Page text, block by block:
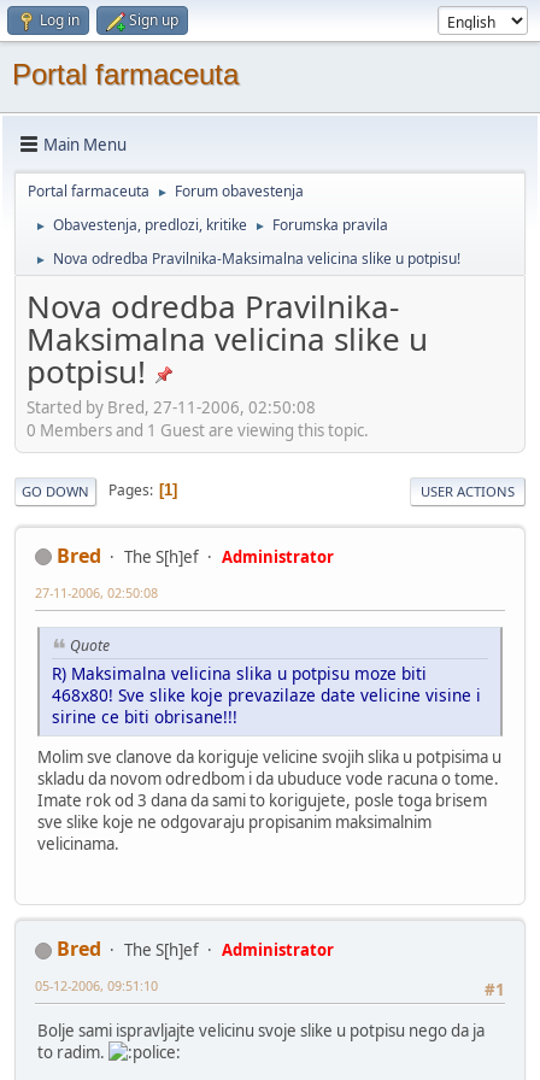
Log in Sign up
Portal farmaceuta
Main Menu
Portal farmaceuta ► Forum obavestenja
► Obavestenja, predlozi, kritike ► Forumska pravila
► Nova odredba Pravilnika-Maksimalna velicina slike u potpisu!
Nova odredba Pravilnika-
Maksimalna velicina slike u
potpisu!
Started by Bred, 27-11-2006, 02:50:08
0 Members and 1 Guest are viewing this topic.
GO DOWN Pages 1 USER ACTIONS
Bred The S[h]ef Administrator
27-11-2006, 02:50:08
Quote
R) Maksimalna velicina slika u potpisu moze biti
468x80! Sve slike koje prevazilaze date velicine visine i
sirine ce biti obrisane!!!
Molim sve clanove da koriguje velicine svojih slika u potpisima u
skladu da novom odredbom i da ubuduce vode racuna o tome.
Imate rok od 3 dana da sami to korigujete, posle toga brisem
sve slike koje ne odgovaraju propisanim maksimalnim
velicinama.
Bred The S[h]ef
Administrator
#1
05-12-2006, 09:51:10
Bolje sami ispravljajte velicinu svoje slike u potpisu nego da ja
to radim.